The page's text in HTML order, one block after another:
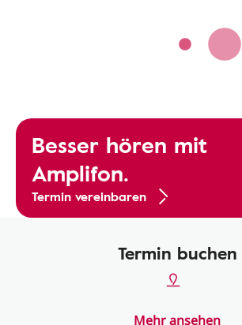
Besser hören mit
Amplifon.
Termin vereinbaren
Termin buchen
Mehr ansehen